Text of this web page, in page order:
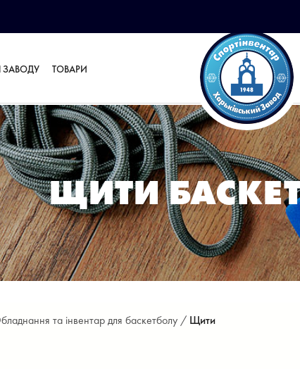
ЗАВОДУ ТОВАРИ
ЩИТИ
та інвентар для баскетболу / Щити